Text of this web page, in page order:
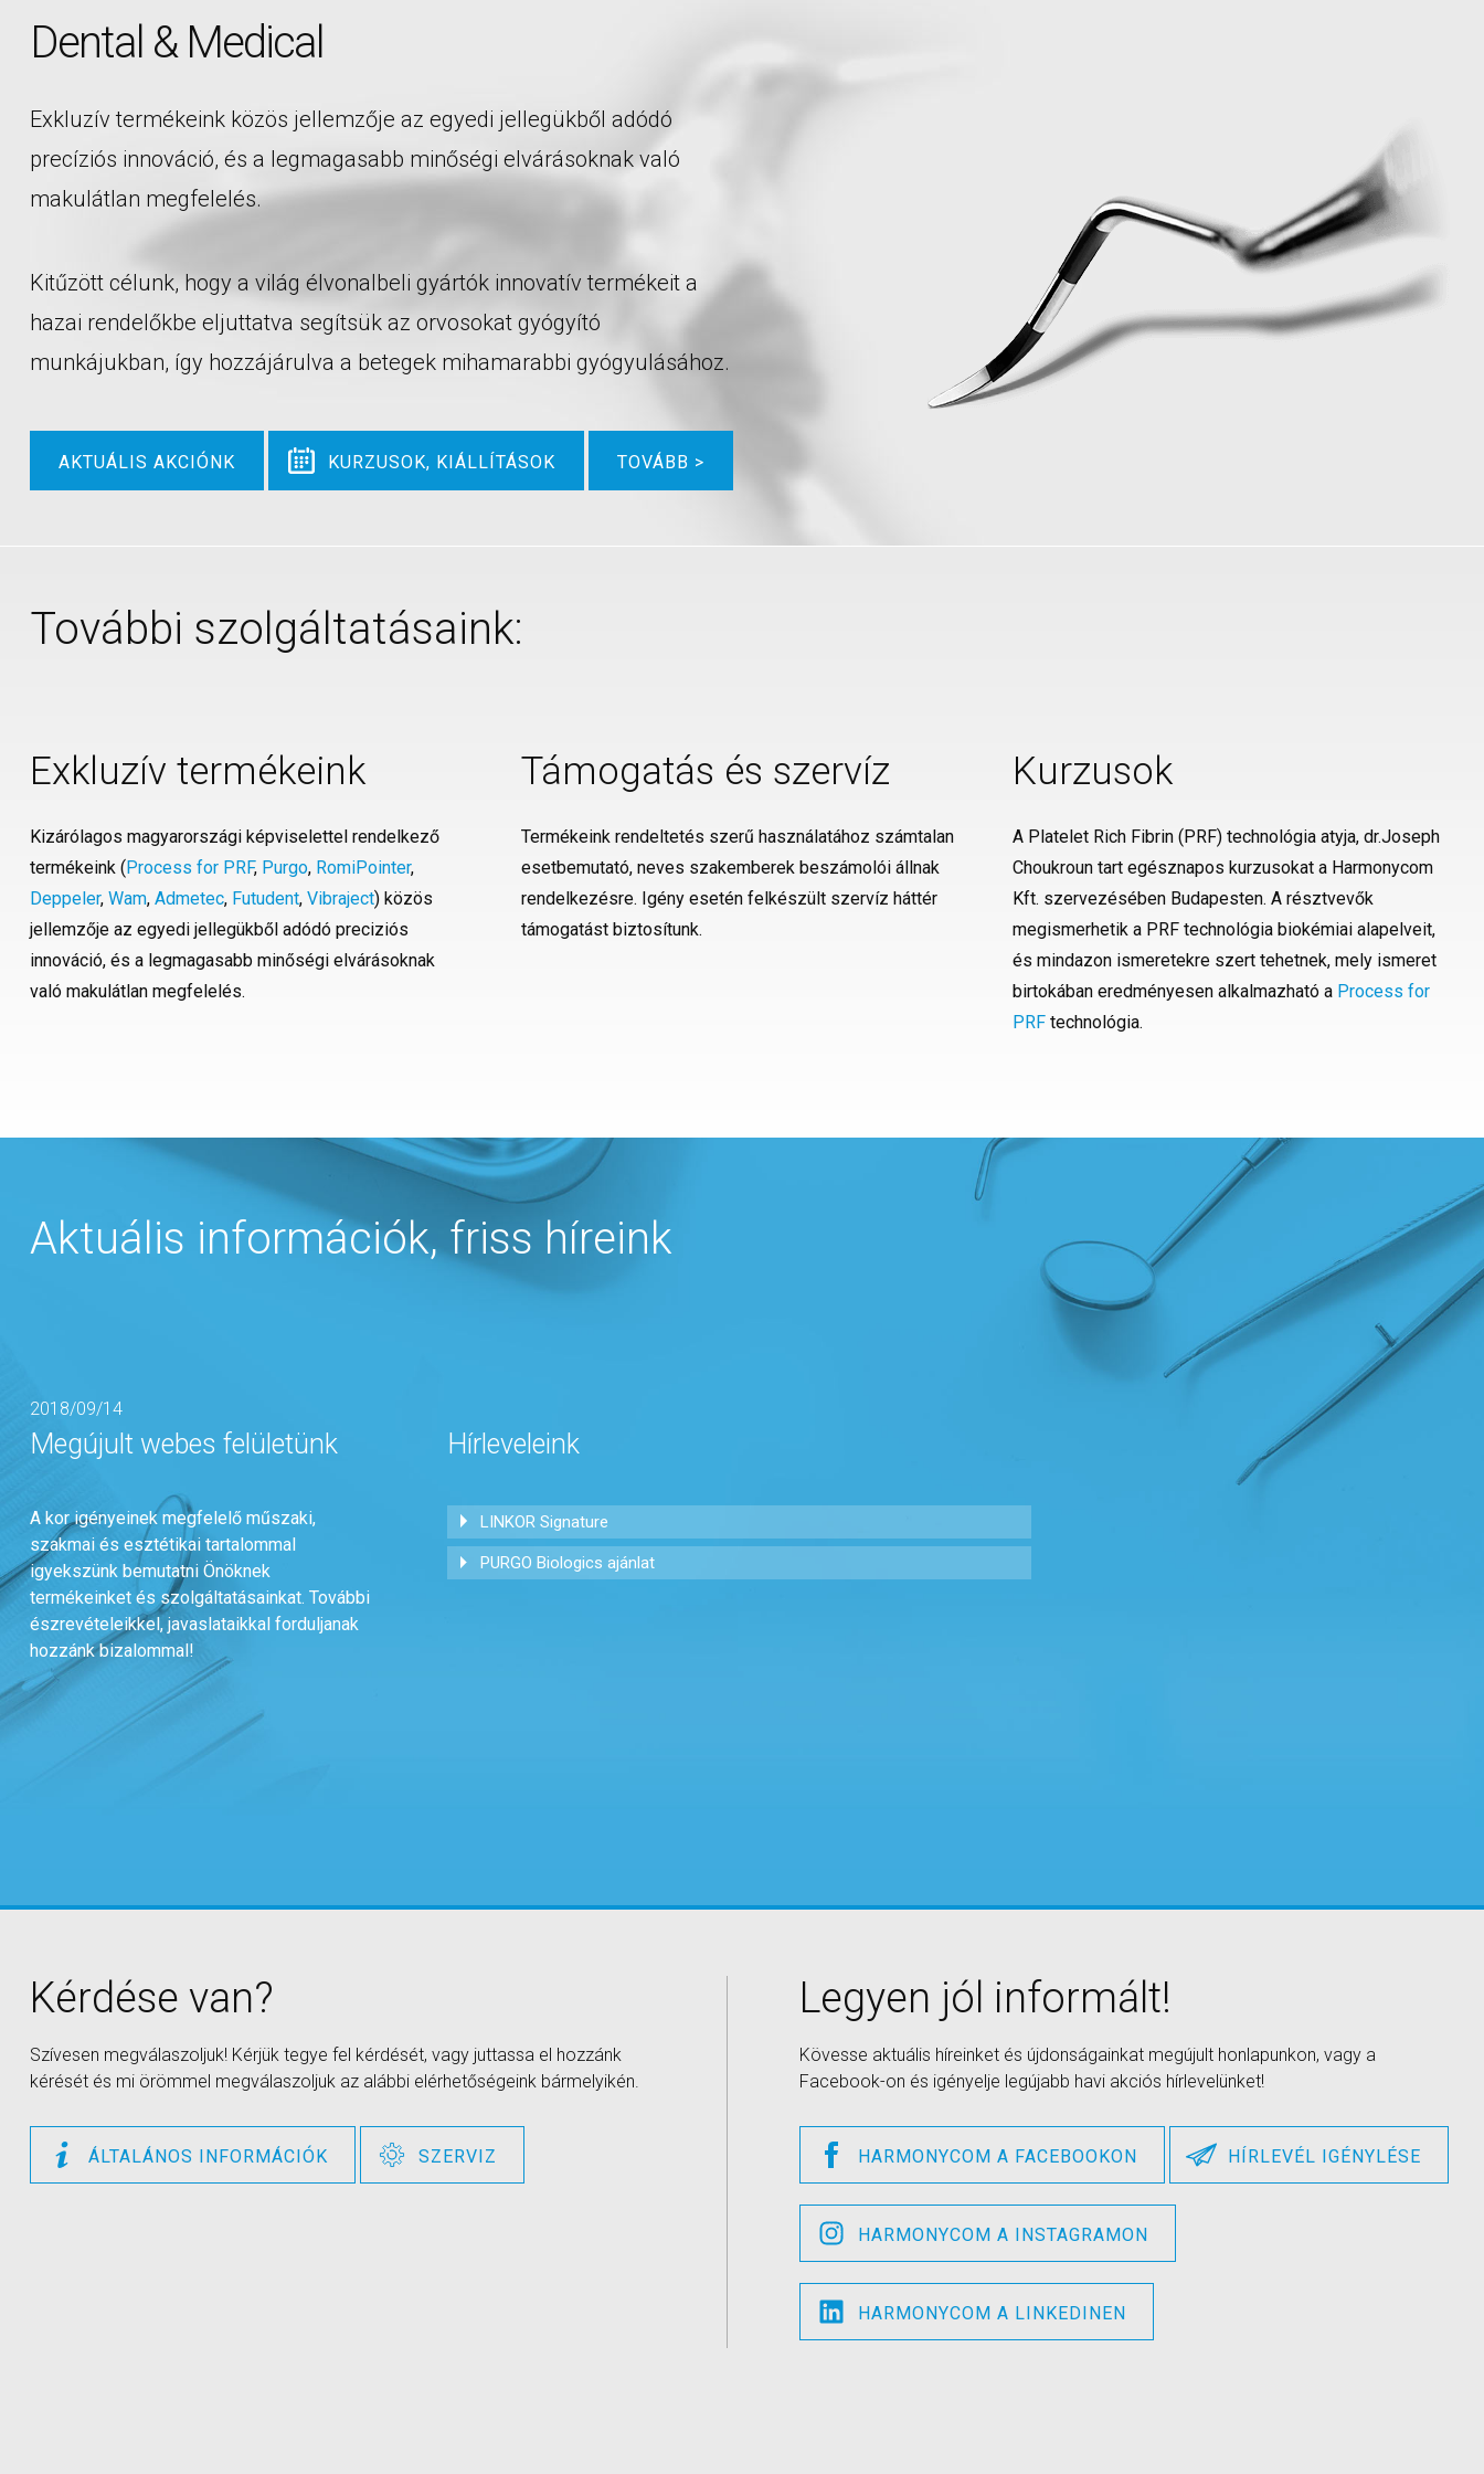
Dental & Medical
Exkluzív termékeink közös jellemzője az egyedi jellegükből adódó
precíziós innováció, és a legmagasabb minőségi elvárásoknak való
makulátlan megfelelés.
Kitűzött célunk, hogy a világ élvonalbeli gyártók innovatív termékeit a
hazai rendelőkbe eljuttatva segítsük az orvosokat gyógyító
munkájukban, így hozzájárulva a betegek mihamarabbi gyógyulásához.
AKTUÁLIS AKCIÓNK KURZUSOK, KIÁLLÍTÁSOK TOVÁBB >
További szolgáltatásaink:
Exkluzív termékeink
Kizárólagos magyarországi képviselettel rendelkező
termékeink ( Process for PRF, Purgo, RomiPointer,
Deppeler, Wam, Admetec, Futudent, Vibraject) közös
jellemzője az egyedi jellegükből adódó preciziós
innováció, és a legmagasabb minőségi elvárásoknak
való makulátlan megfelelés.
Támogatás és szervíz
Termékeink rendeltetés szerű használatához számtalan
esetbemutató, neves szakemberek beszámolói állnak
rendelkezésre. Igény esetén felkészült szervíz háttér
támogatást biztosítunk.
Kurzusok
A Platelet Rich Fibrin (PRF) technológia atyja, dr.Joseph
Choukroun tart egésznapos kurzusokat a Harmonycom
Kft. szervezésében Budapesten. A résztvevők
megismerhetik a PRF technológia biokémiai alapelveit,
és mindazon ismeretekre szert tehetnek, mely ismeret
birtokában eredményesen alkalmazható a Process for
PRF technológia.
Aktuális információk, friss híreink
2018/09/14
Megújult webes felületünk
A kor igényeinek megfelelő műszaki,
szakmai és esztétikai tartalommal
igyekszünk bemutatni Önöknek
termékeinket és szolgáltatásainkat. További
észrevételeikkel, javaslataikkal forduljanak
hozzánk bizalommal!
Hírleveleink
LINKOR Signature
PURGO Biologics ajánlat
Legyen jól informált!
Kövesse aktuális híreinket és újdonságainkat megújult honlapunkon, vagy a
Facebook-on és igényelje legújabb havi akciós hírlevelünket!
HARMONYCOM A FACEBOOKON HÍRLEVÉL IGÉNYLÉSE
HARMONYCOM A INSTAGRAMON
HARMONYCOM A LINKEDINEN
Kérdése van?
Szívesen megválaszoljuk! Kérjük tegye fel kérdését, vagy juttassa el hozzánk
kérését és mi örömmel megválaszoljuk az alábbi elérhetőségeink bármelyikén.
ÁLTALÁNOS INFORMÁCIÓK SZERVIZ